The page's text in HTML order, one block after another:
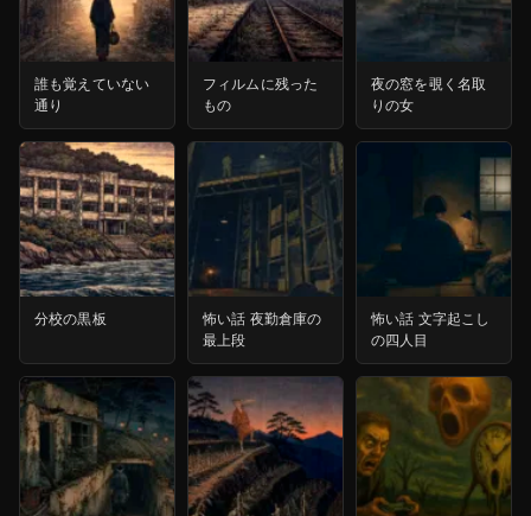
誰も覚えていない
通り
フィルムに残った
もの
夜の窓を覗く名取
りの女
分校の黒板
怖い話 夜勤倉庫の
最上段
怖い話 文字起こし
の四人目